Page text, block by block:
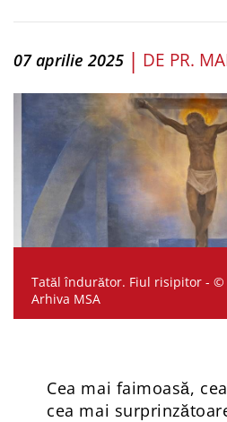
07 aprilie 2025 | DE PR.
Tatăl îndurător. Fiul risipitor - ©
Arhiva MSA
Cea mai faimoasă,
cea mai